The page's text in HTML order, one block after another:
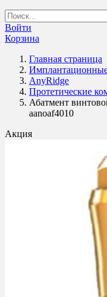
Войти
Корзина
Главная страница
AnyRidge
Протетические
Абатмент
aanoaf4010
Акция